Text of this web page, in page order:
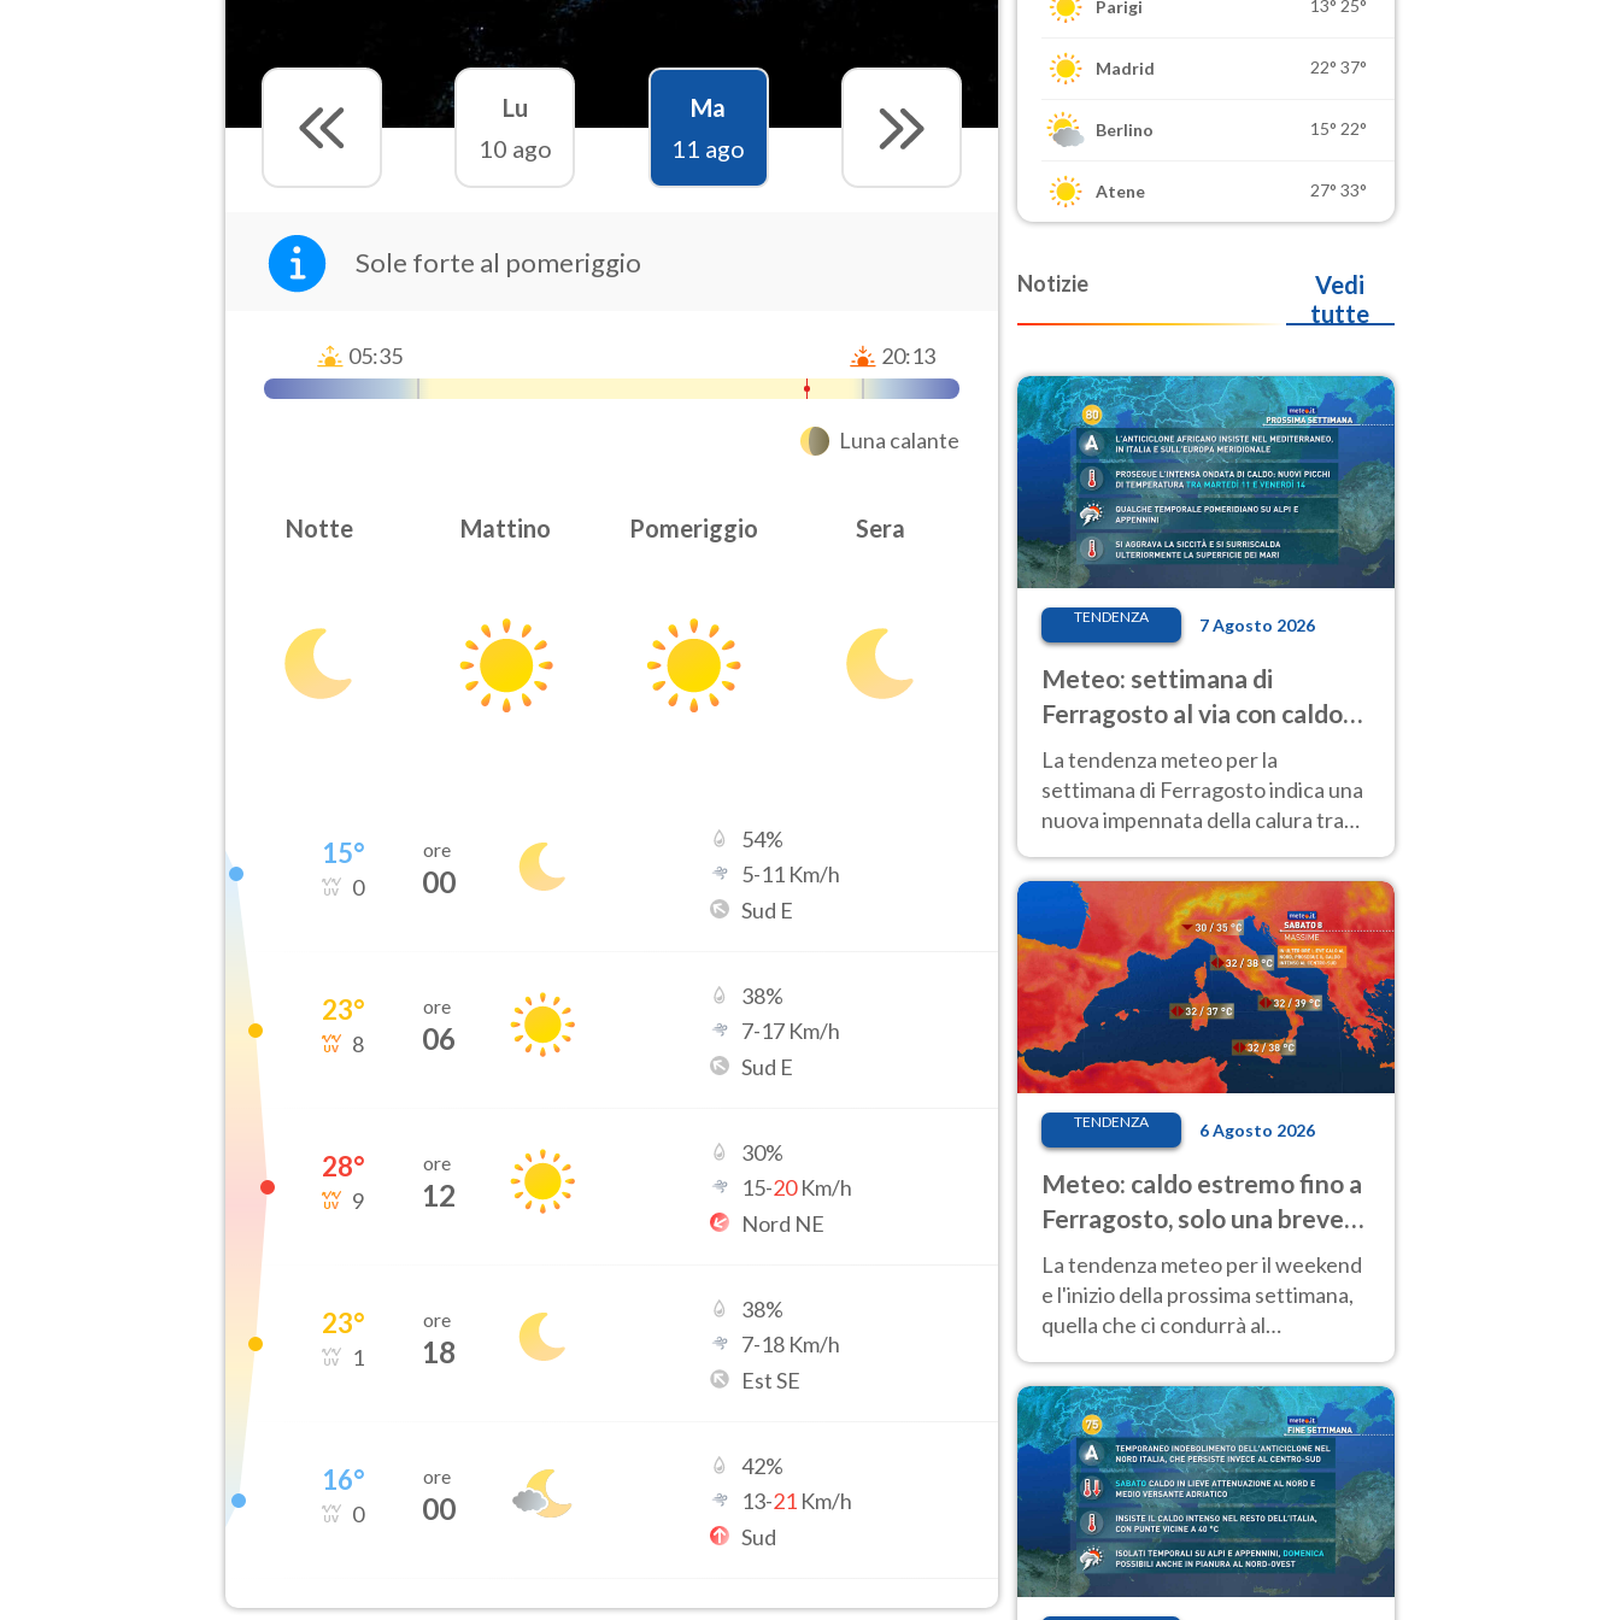
Lu
10 ago
Ma
11 ago
Sole forte al pomeriggio
05:35 20:13
Luna calante
Notte Mattino Pomeriggio Sera
15°
0
ore
00
54%
5-11 Km/h
Sud E
23°
8
ore
06
38%
7-17 Km/h
Sud E
28°
9
ore
12
30%
15-20Km/h
Nord NE
23°
1
ore
18
38%
7-18 Km/h
Est SE
16°
0
ore
00
42%
13-21 Km/h
Sud
Parigi 13° 25°
Madrid 22° 37°
Berlino 15° 22°
Atene 27° 33°
Notizie
Vedi
tutte
TENDENZA 7 Agosto 2026
Meteo: settimana di
Ferragosto al via con caldo
intenso e qualche temporale
La tendenza meteo per la
settimana di Ferragosto indica una
nuova impennata della calura tra
anche al Nord.
TENDENZA 6 Agosto 2026
Meteo: caldo estremo fino a
Ferragosto, solo una breve
pausa. Ecco dove
La tendenza meteo per il weekend
e l'inizio della prossima settimana,
quella che ci condurrà al
temperature molto elevate